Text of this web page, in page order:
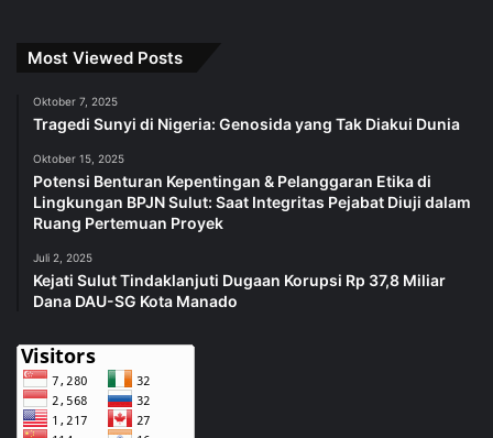
Most Viewed Posts
Oktober 7, 2025
Tragedi Sunyi di Nigeria: Genosida yang Tak Diakui Dunia
Oktober 15, 2025
Potensi Benturan Kepentingan & Pelanggaran Etika di
Lingkungan BPJN Sulut: Saat Integritas Pejabat Diuji dalam
Ruang Pertemuan Proyek
Juli 2, 2025
Kejati Sulut Tindaklanjuti Dugaan Korupsi Rp 37,8 Miliar
Dana DAU-SG Kota Manado